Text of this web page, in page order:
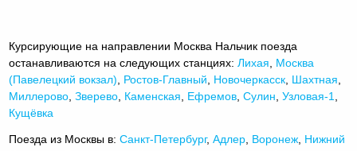
Курсирующие на направлении Москва Нальчик поезда
останавливаются на следующих станциях:Лихая
Москва
(Павелецкий вокзал)
Ростов-Главный Новочеркасск Шахтная
Миллерово ,Зверево Каменская Ефремов ,Сулин ,Узловая-1
Кущёвка
Поезда из Москвы в:Санкт-Петербург,Адлер Воронеж Нижний